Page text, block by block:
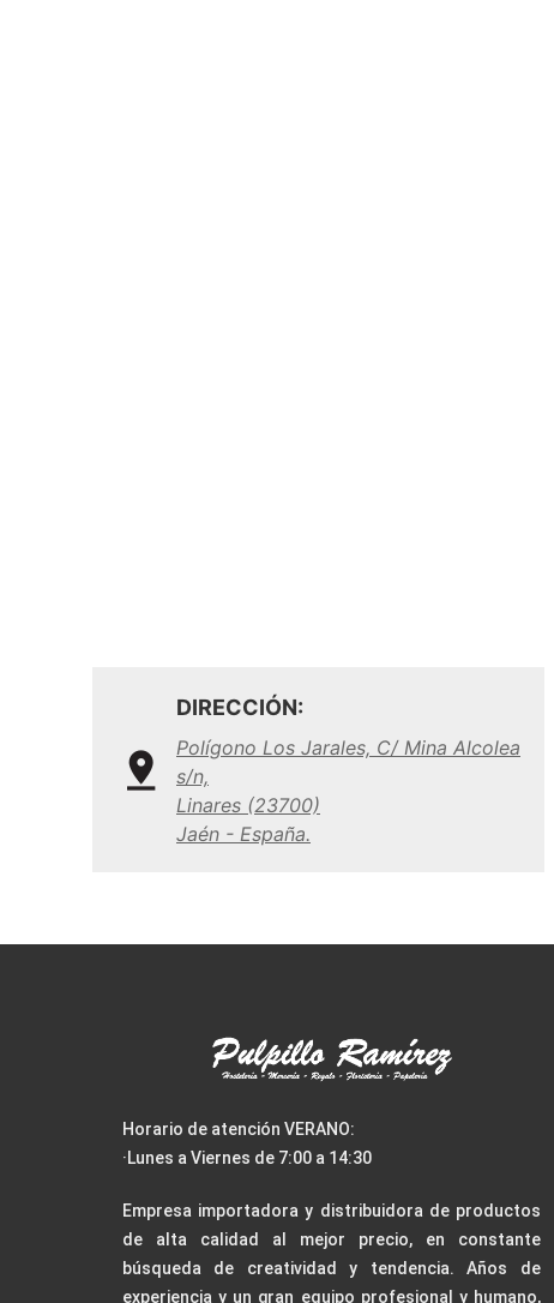
DIRECCIÓN:
Polígono Los Jarales, C/ Mina Alcolea
s/n,
Linares (23700)
Jaén - España.
Horario de atención VERANO:
·Lunes a Viernes de 7:00 a 14:30
Empresa importadora y distribuidora de productos
de alta calidad al mejor precio, en constante
búsqueda de creatividad y tendencia. Años de
experiencia y un gran equipo profesional y humano,